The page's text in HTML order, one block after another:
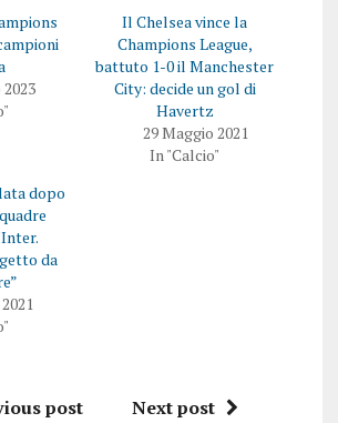
2023
Il Chelsea vince la
Champions League,
battuto 1-0 il Manchester
City: decide un gol di
Havertz
29 Maggio 2021
In "Calcio"
dopo
da
post Next post